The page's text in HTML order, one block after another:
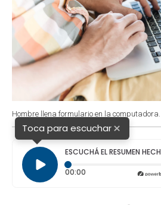
Hombre llena formulario en la computadora.
Toca para escuchar×
ESCUCHÁ EL RESUMEN
00:00 Tiempo